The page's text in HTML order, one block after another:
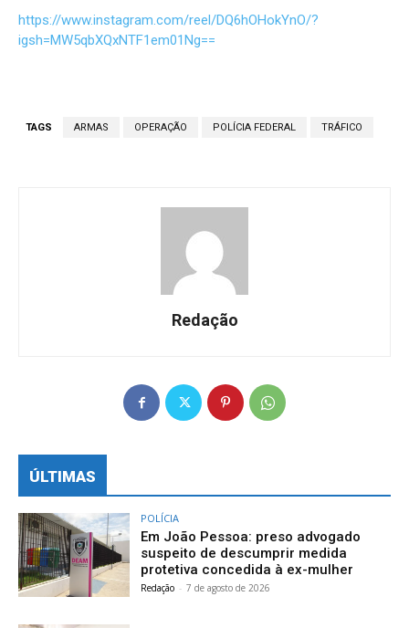
https://www.instagram.com/reel/DQ6hOHokYnO/?
igsh=MW5qbXQxNTF1em01Ng==
TAGS ARMAS OPERAÇÃO POLÍCIA FEDERAL TRÁFICO
Redação
ÚLTIMAS
POLÍCIA
Em João Pessoa: preso advogado
suspeito de descumprir medida
protetiva concedida à ex-mulher
Redação - 7 de agosto de 2026